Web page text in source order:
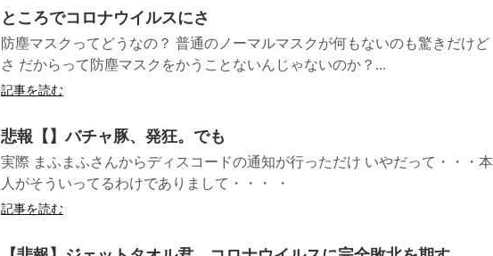
ところでコロナウイルスにさ
防塵マスクってどうなの？ 普通のノーマルマスクが何もないのも驚きだけど
さ だからって防塵マスクをかうことないんじゃないのか？...
記事を読む
悲報【】バチャ豚、発狂。でも
実際 まふまふさんからディスコードの通知が行っただけ いやだって・・・本
人がそういってるわけでありまして・・・ ・
記事を読む